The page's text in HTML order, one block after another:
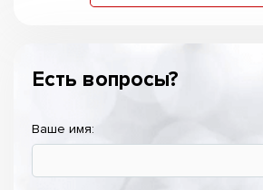
Есть вопросы?
Ваше имя: